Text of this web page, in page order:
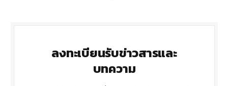
ลงทะเบียนรับข่าวสารและ
บทความ